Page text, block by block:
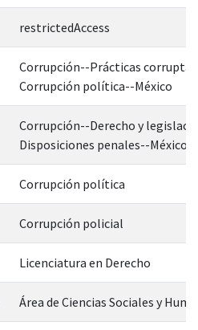
restrictedAccess
Corrupción--Prácticas
Corrupción política--México
Corrupción--Derecho y
Disposiciones penales--México
Corrupción política
Corrupción policial
Licenciatura en Derecho
Área de Ciencias Sociales y